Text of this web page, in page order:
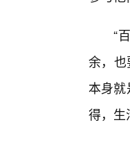
“
余，也
本身
得，生